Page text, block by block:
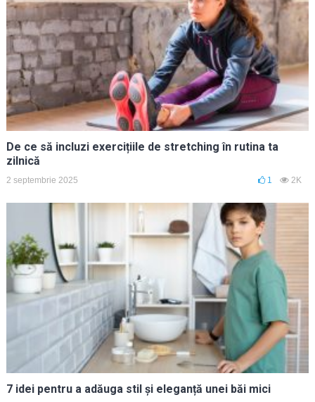
De ce să incluzi exercițiile de stretching în rutina ta
zilnică
2 septembrie 2025 1 2K
7 idei pentru a adăuga stil și eleganță unei băi mici